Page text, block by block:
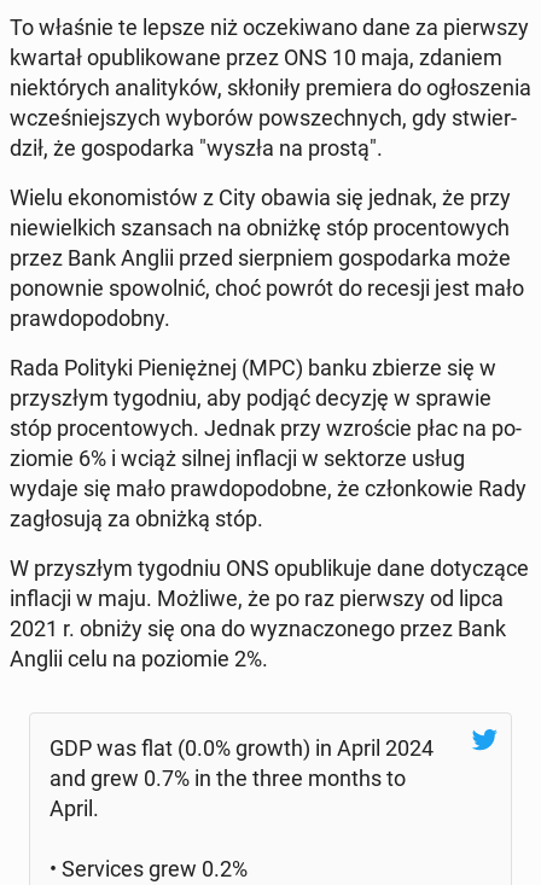
To właśnie te lepsze niż ocze­ki­wa­no dane za pierw­szy
kwartał opu­bli­ko­wa­ne przez ONS 10 maja, zdaniem
nie­któ­rych ana­li­ty­ków, skło­ni­ły pre­mie­ra do ogło­sze­nia
wcze­śniej­szych wyborów po­wszech­nych, gdy stwier­
dził, że go­spo­dar­ka "wyszła na prostą".
Wielu eko­no­mi­stów z City obawia się jednak, że przy
nie­wiel­kich szan­sach na obniżkę stóp pro­cen­to­wych
przez Bank Anglii przed sierp­niem go­spo­dar­ka może
po­now­nie spo­wol­nić, choć powrót do recesji jest mało
praw­do­po­dob­ny.
Rada Po­li­ty­ki Pie­nięż­nej (MPC) banku zbierze się w
przy­szłym ty­go­dniu, aby podjąć decyzję w sprawie
stóp pro­cen­to­wych. Jednak przy wzro­ście płac na po­
zio­mie 6% i wciąż silnej in­fla­cji w sek­to­rze usług
wydaje się mało praw­do­po­dob­ne, że człon­ko­wie Rady
za­gło­su­ją za obniżką stóp.
W przy­szłym ty­go­dniu ONS opu­bli­ku­je dane do­ty­czą­ce
in­fla­cji w maju. Możliwe, że po raz pierw­szy od lipca
2021 r. obniży się ona do wy­zna­czo­ne­go przez Bank
Anglii celu na po­zio­mie 2%.
GDP was flat (0.0% growth) in April 2024
and grew 0.7% in the three months to
April.
• Se­rvi­ces grew 0.2%